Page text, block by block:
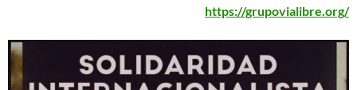
https://grupovialibre.org/